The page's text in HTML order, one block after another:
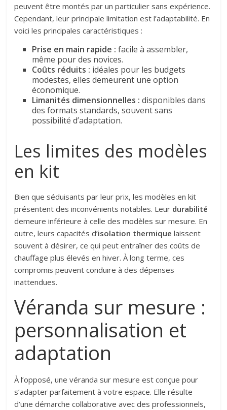
peuvent être montés par un particulier sans expérience.
Cependant, leur principale limitation est l’adaptabilité. En
voici les principales caractéristiques :
Prise en main rapide : facile à assembler,
même pour des novices.
Coûts réduits : idéales pour les budgets
modestes, elles demeurent une option
économique.
Limanités dimensionnelles : disponibles dans
des formats standards, souvent sans
possibilité d’adaptation.
Les limites des modèles
en kit
Bien que séduisants par leur prix, les modèles en kit
présentent des inconvénients notables. Leur durabilité
demeure inférieure à celle des modèles sur mesure. En
outre, leurs capacités d’isolation thermique laissent
souvent à désirer, ce qui peut entraîner des coûts de
chauffage plus élevés en hiver. À long terme, ces
compromis peuvent conduire à des dépenses
inattendues.
Véranda sur mesure :
personnalisation et
adaptation
À l’opposé, une véranda sur mesure est conçue pour
s’adapter parfaitement à votre espace. Elle résulte
d’une démarche collaborative avec des professionnels,